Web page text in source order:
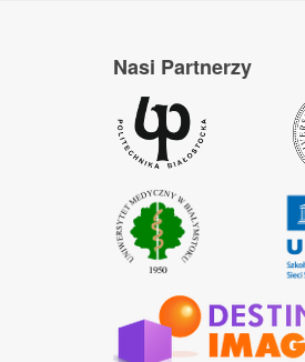
Nasi Partnerzy